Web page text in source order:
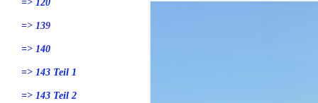
=> 120
=> 139
=> 140
=> 143 Teil 1
=> 143 Teil 2